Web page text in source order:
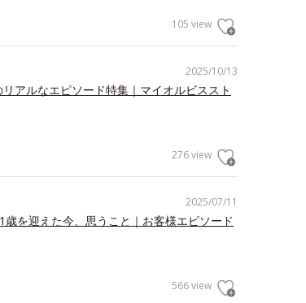
105 view
2025/10/13
アルなエピソード特集｜マイオルビススト
276 view
2025/07/11
を迎えた今、思うこと｜お客様エピソード
566 view